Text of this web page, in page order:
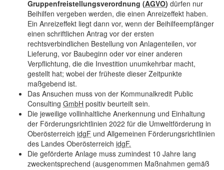
Gruppenfreistellungsverordnung (AGVO) dürfen nur
Beihilfen vergeben werden, die einen Anreizeffekt haben.
Ein Anreizeffekt liegt dann vor, wenn der Beihilfeempfänger
einen schriftlichen Antrag vor der ersten
rechtsverbindlichen Bestellung von Anlagenteilen, vor
Lieferung, vor Baube­ginn oder vor einer anderen
Verpflichtung, die die Investition unumkehrbar macht,
gestellt hat; wobei der früheste dieser Zeitpunkte
maßgebend ist.
Das Ansuchen muss von der Kommunalkredit Public
Consulting GmbH positiv beurteilt sein.
Die jeweilige vollinhaltliche Anerkennung und Einhaltung
der Förderungsrichtlinien 2022 für die Umweltförderung in
Oberösterreich idgF und Allgemeinen Förderungsrichtlinien
des Landes Oberösterreich idgF.
Die geförderte Anlage muss zumindest 10 Jahre lang
zweckentsprechend (ausgenommen Maßnahmen gemäß